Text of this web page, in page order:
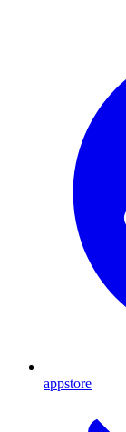
appstore